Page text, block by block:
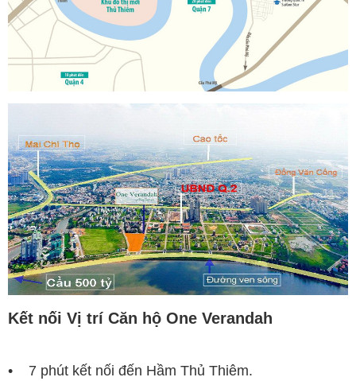
Kết nối Vị trí Căn hộ One Verandah
• 7 phút kết nối đến Hầm Thủ Thiêm.